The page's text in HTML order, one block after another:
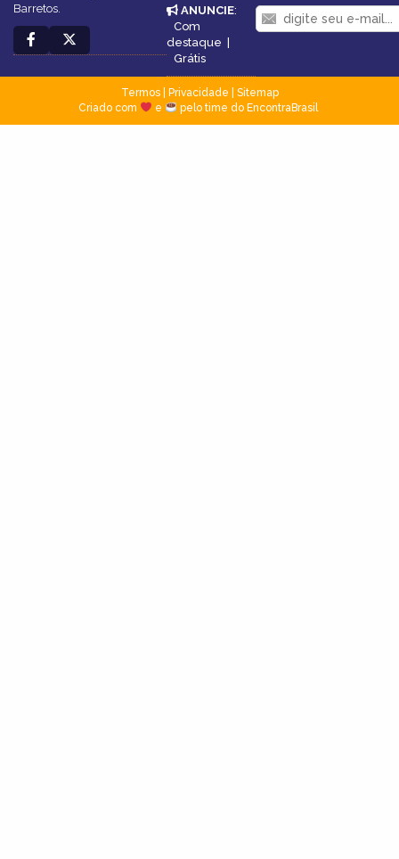
Barretos.
ANUNCIE:
Com
destaque |
Grátis
Termos| Privacidade
Sitemap
Criado com
e pelo time do EncontraBrasil